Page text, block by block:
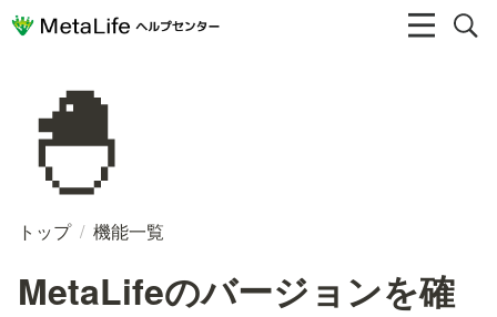
🐣
トップ / 機能一覧
MetaLifeのバージョンを確